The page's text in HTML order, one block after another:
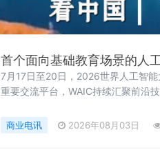
首个面向基础教育场景的人
7月17日至20日，2026世界人工智
重要交流平台，WAIC持续汇聚前沿
商业电讯 2026年08月03日